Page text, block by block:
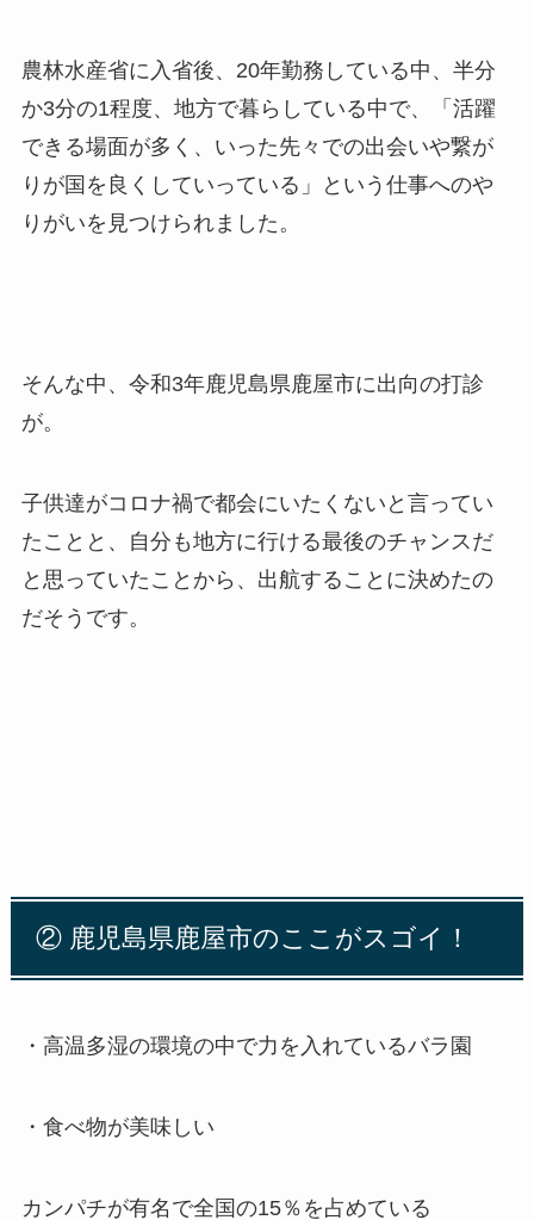
農林水産省に入省後、 20年勤務している中、半分
か3分の1程度、地方で暮らしている中で、「活躍
できる場面が多く、いった先々での出会いや繋が
りが国を良くしていっている」という仕事へのや
りがいを見つけられました。
そんな中、令和3年鹿児島県鹿屋市に出向の打診
が。
子供達がコロナ禍で都会にいたくないと言ってい
たことと、自分も地方に行ける最後のチャンスだ
と思っていたことから、出航することに決めたの
だそうです。
② 鹿児島県鹿屋市のここがスゴイ！
・高温多湿の環境の中で力を入れているバラ園
・食べ物が美味しい
カンパチが有名で全国の15％を占めている